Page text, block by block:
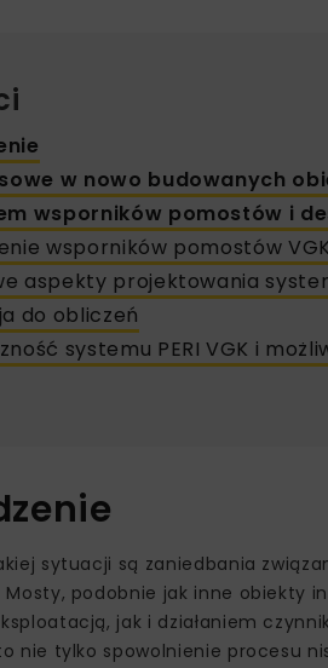
w nowo budowanych
wsporników pomostów i
wsporników pomostów
aspekty projektowania
do obliczeń
systemu PERI VGK i
sytuacji są zaniedbania
podobnie jak inne obiekty
jak i działaniem
nie tylko spowolnienie procesu